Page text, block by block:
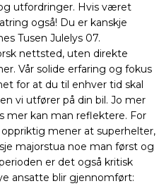
utfordringer. Hvis været
også! Du er kanskje
Tusen Julelys 07.
nettsted, uten direkte
Vår solide erfaring og fokus
for at du til enhver tid skal
vi utfører på din bil. Jo mer
mer kan man reflektere. For
mener at superhelter,
majorstua noe man først og
er det også kritisk
ansatte blir gjennomført: